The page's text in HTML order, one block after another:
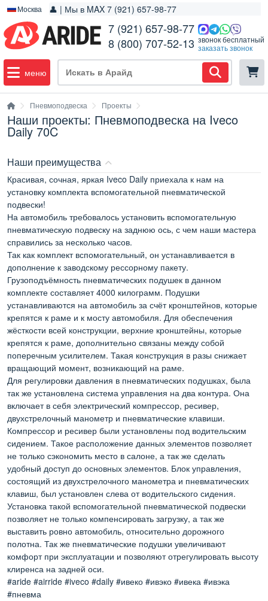
Москва 👤 | Мы в MAX 7 (921) 657-98-77
7 (921) 657-98-77
8 (800) 707-52-13 звонок бесплатный
заказать звонок
меню
Пневмоподвеска Проекты
Наши проекты: Пневмоподвеска на Iveco
Daily 70C
Наши преимущества
Красивая, сочная, яркая Iveco Daily приехала к нам на
установку комплекта вспомогательной пневматической
подвески!
На автомобиль требовалось установить вспомогательную
пневматическую подвеску на заднюю ось, с чем наши мастера
справились за несколько часов.
Так как комплект вспомогательный, он устанавливается в
дополнение к заводскому рессорному пакету.
Грузоподъёмность пневматических подушек в данном
комплекте составляет 4000 килограмм. Подушки
устанавливаются на автомобиль за счёт кронштейнов, которые
крепятся к раме и к мосту автомобиля. Для обеспечения
жёсткости всей конструкции, верхние кронштейны, которые
крепятся к раме, дополнительно связаны между собой
поперечным усилителем. Такая конструкция в разы снижает
вращающий момент, возникающий на раме.
Для регулировки давления в пневматических подушках, была
так же установлена система управления на два контура. Она
включает в себя электрический компрессор, ресивер,
двухстрелочный манометр и пневматические клавиши.
Компрессор и ресивер были установлены под водительским
сидением. Такое расположение данных элементов позволяет
не только сэкономить место в салоне, а так же сделать
удобный доступ до основных элементов. Блок управления,
состоящий из двухстрелочного манометра и пневматических
клавиш, был установлен слева от водительского сидения.
Установка такой вспомогательной пневматической подвески
позволяет не только компенсировать загрузку, а так же
выставить ровно автомобиль, относительно дорожного
полотна. Так же пневматические подушки увеличивают
комфорт при эксплуатации и позволяют отрегулировать высоту
клиренса на задней оси.
#aride #airride #iveco #daily #ивеко #ивэко #ивека #ивэка
#пневма